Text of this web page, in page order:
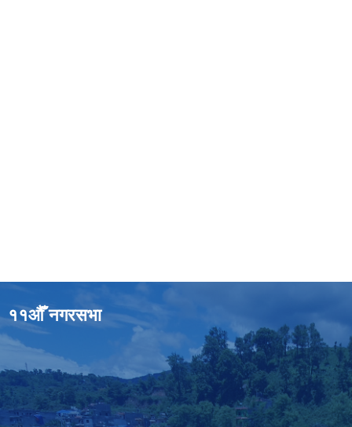
११औँ नगरसभा